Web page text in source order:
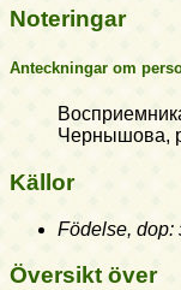
Noteringar
Anteckningar om
Чернышова,
Källor
Födelse, dop:
Översikt över